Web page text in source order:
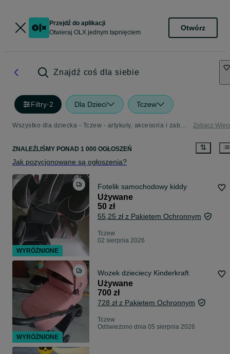
Przejdź do aplikacji
Otwieraj OLX jednym tapnięciem
Otwórz
Znajdź coś dla siebie
Filtry·2 Dla Dzieci Tczew
Wszystko dla dziecka - Tczew - artykuły, akcesoria i zabawki dla dzieci w Twojej okolicy Zobacz
ZNALEŹLIŚMY PONAD 1 000 OGŁOSZEŃ
Jak pozycjonowane są ogłoszenia?
Fotelik samochodowy kiddy
Używane
50 zł
55,25 zł z Pakietem Ochronnym
Tczew
02 sierpnia 2026
Wozek dzieciecy Kinderkraft
Używane
700 zł
728 zł z Pakietem Ochronnym
Tczew
Odświeżono dnia 05 sierpnia 2026
WYRÓŻNIONE
WYRÓŻNIONE